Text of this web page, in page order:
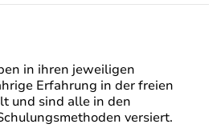
in ihren jeweiligen
Erfahrung in der freien
und sind alle in den
versiert.